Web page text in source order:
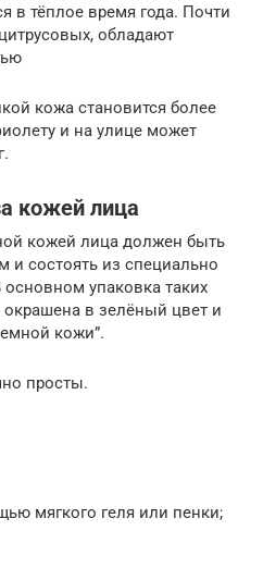
в тёплое время года. Почти
обладают
кожа становится более
и на улице может
кожей лица
кожей лица должен быть
и состоять из специально
упаковка таких
окрашена в зелёный цвет и
кожи”.
просты.
мягкого геля или пенки;